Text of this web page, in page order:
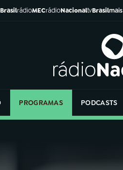
BrasilrádioMECrádioNacionaltvBrasilmais
PROGRAMAS PODCASTS